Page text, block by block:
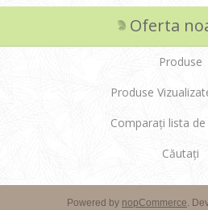
Oferta
Produse
Produse
Comparați lista
Căutați
Powered by nopCommerce.